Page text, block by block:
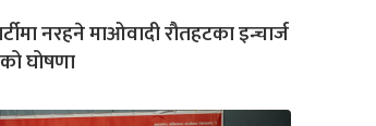
नरहने माओवादी रौतहटका इन्चार्ज
घोषणा